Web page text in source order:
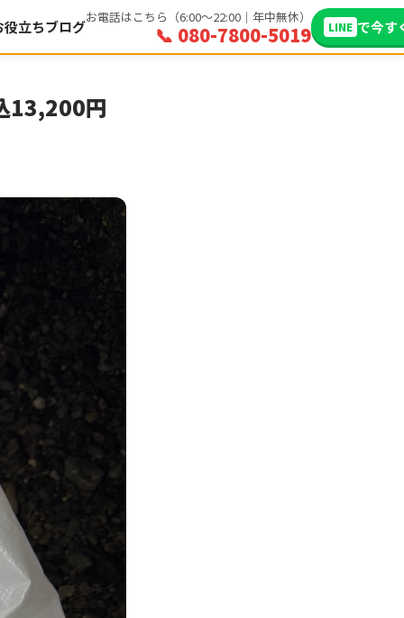
役立ちブログ
お電話はこちら（6:00〜22:00｜年中無休）
📞 080-7800-5019 LINE で今す
13,200円